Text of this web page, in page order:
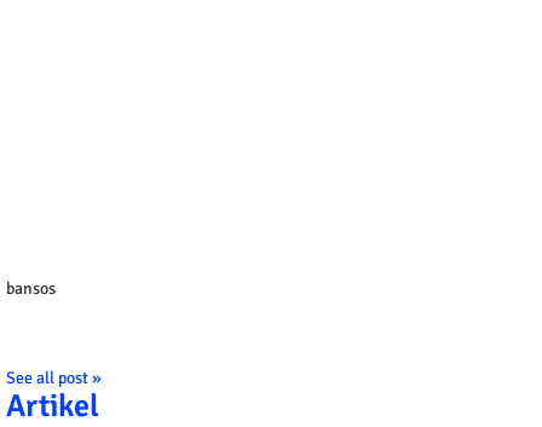
bansos
See all post »
Artikel